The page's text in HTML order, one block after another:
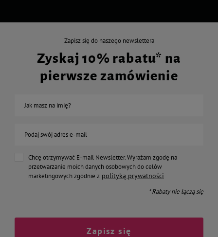
Zapisz się do naszego newslettera
Zyskaj 10% rabatu* na
pierwsze zamówienie
Jak masz na imię?
Podaj swój adres e-mail
Chcę otrzymywać E-mail Newsletter. Wyrażam zgodę na
przetwarzanie moich danych osobowych do celów
marketingowych zgodnie z polityką prywatności
* Rabaty nie łączą się
Zapisz się